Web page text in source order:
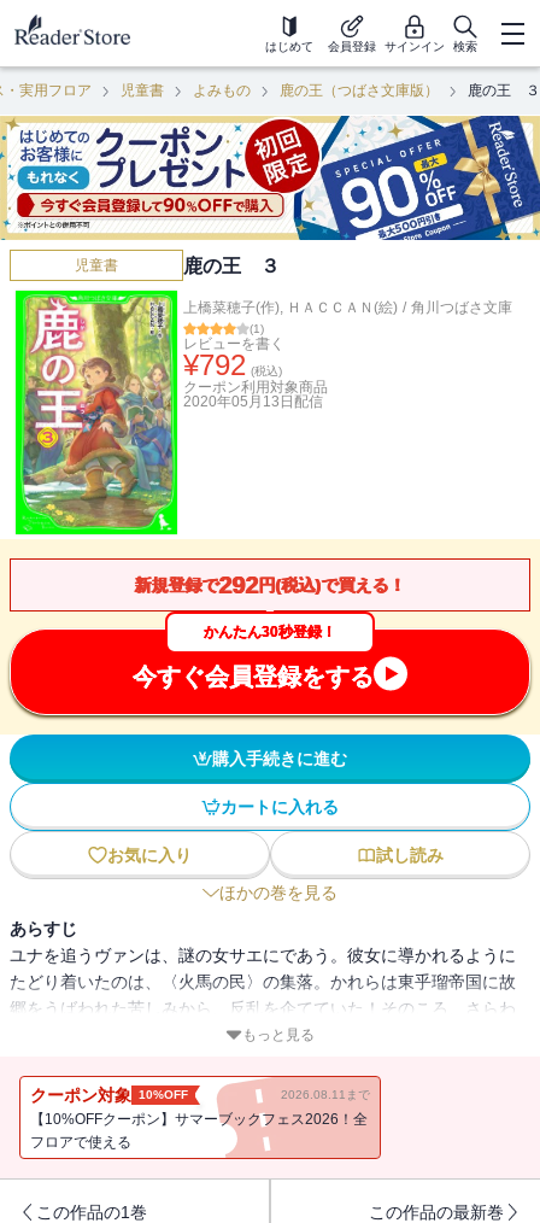
はじめて 会員登録 サインイン 検索
・実用フロア 児童書 よみもの 鹿の王（つばさ文庫版） 鹿の王 ３
児童書 鹿の王 ３
上橋菜穂子(作), ＨＡＣＣＡＮ(絵) / 角川つばさ文庫
(1)
レビューを書く
¥792 (税込)
クーポン利用対象商品
2020年05月13日 配信
新規登録で292円(税込)で買える！
かんたん30秒登録！
今すぐ会員登録をする
購入手続きに進む
カートに入れる
お気に入り
試し読み
ほかの巻を見る
あらすじ
ユナを追うヴァンは、謎の女サエにであう。彼女に導かれるように
たどり着いたのは、〈火馬の民〉の集落。かれらは東乎瑠帝国に故
郷をうばわれた苦しみから、反乱を企てていた！そのころ、さらわ
れたはずのユナは、伝説の病「黒狼熱」の治療法を探す天才医術師
ミラルの発病――そんな中で、ユナとヴァンは、無事に再会できる
のか!?【小学上級から ★★★】
もっと見る
クーポン対象 10%OFF 2026.08.11まで
【10%OFFクーポン】サマーブックフェス2026！全
フロアで使える
この作品の1巻 この作品の最新巻